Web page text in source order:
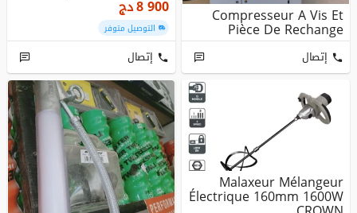
Compresseur A Vis Et
Pièce De Rechange
إتصال
8 900دج
التوصيل متوفر
إتصال
Malaxeur Mélangeur
Électrique 160mm 1600W